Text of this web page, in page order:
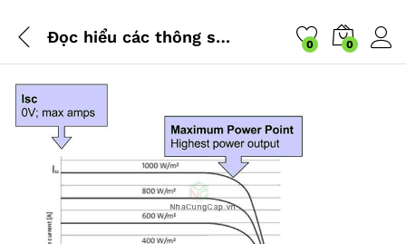
Đọc hiểu các thông số tấm pin năng lượng mặt trời 0 0